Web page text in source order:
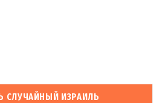
СЛУЧАЙНЫЙ ИЗРАИЛЬ